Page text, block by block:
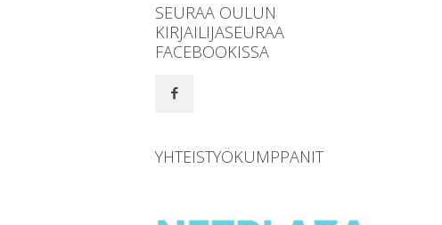
SEURAA OULUN
KIRJAILIJASEURAA
FACEBOOKISSA
YHTEISTYÖKUMPPANIT